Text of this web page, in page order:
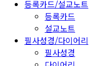
등록카드/설교노트
등록카드
설교노트
필사성경/다이어리
필사성경